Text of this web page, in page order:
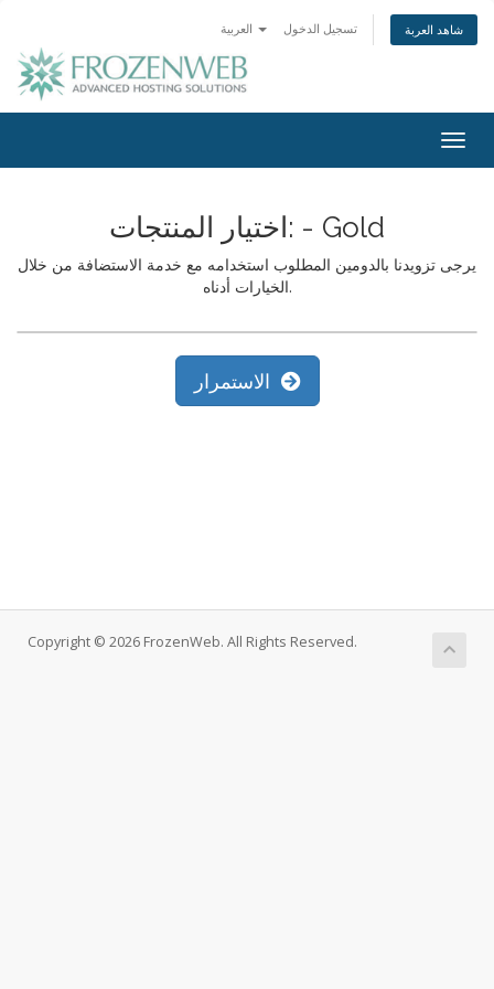
تسجيل الدخول شاهد العربة
اختيار المنتجات: - Gold
يرجى تزويدنا بالدومين المطلوب استخدامه مع خدمة الاستضافة من خلال
الخيارات أدناه.
Copyright © 2026 FrozenWeb. All Rights Reserved.